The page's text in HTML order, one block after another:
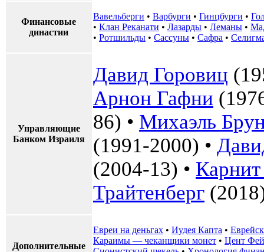
Финансовые
династии
Вавельберги • Варбурги • Гинцбурги •
• Клан Реканати • Лазарды • Леманы •
• Ротшильды • Сассуны • Сафра •
Управляющие
Банком Израиля
Давид Горовиц
Арнон Гафни
86) • Михаэль
(1991-2000) •
(2004-13) •
Трайтенберг
Дополнительные
Евреи на деньгах • Иудея Капта •
Караимы — чеканщики монет • Цент